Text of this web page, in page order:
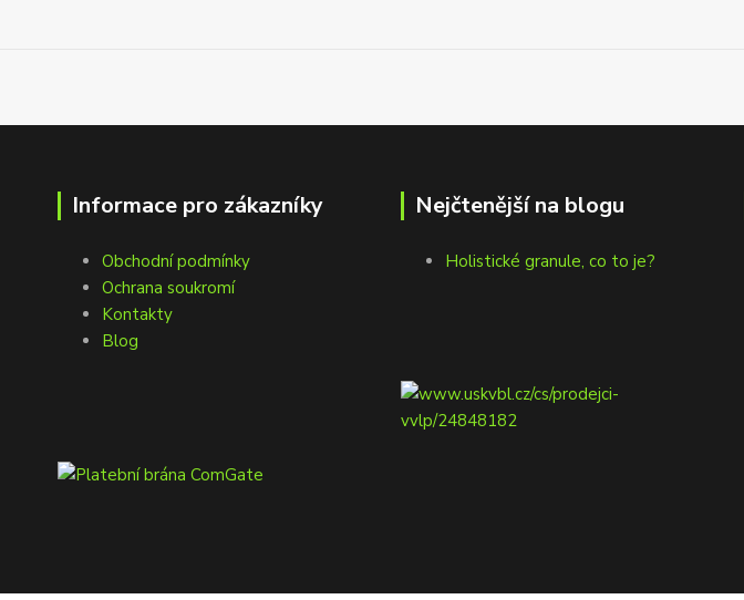
Informace pro zákazníky
Obchodní podmínky
Ochrana soukromí
Kontakty
Blog
Nejčtenější na blogu
Holistické granule, co to je?